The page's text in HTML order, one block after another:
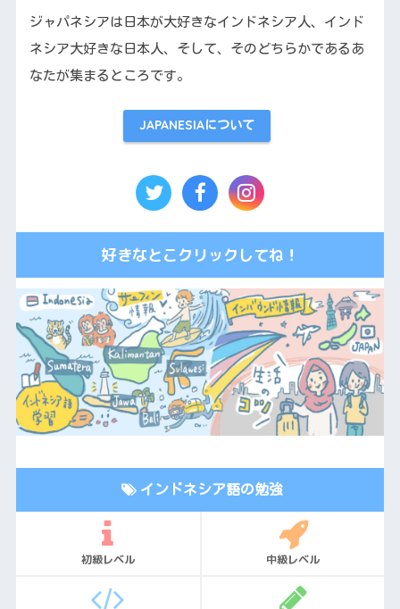
ジャパネシアは日本が大好きなインドネシア人、インド
ネシア大好きな日本人、そして、そのどちらかであるあ
なたが集まるところです。
JAPANESIAについて
好きなとこクリックしてね！
インドネシア語の勉強
初級レベル 中級レベル